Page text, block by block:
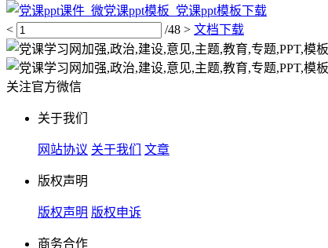
< /48 > 文档下载
关注官方微信
关于我们
网站协议 关于我们 文章
版权声明
版权声明 版权申诉
商务合作